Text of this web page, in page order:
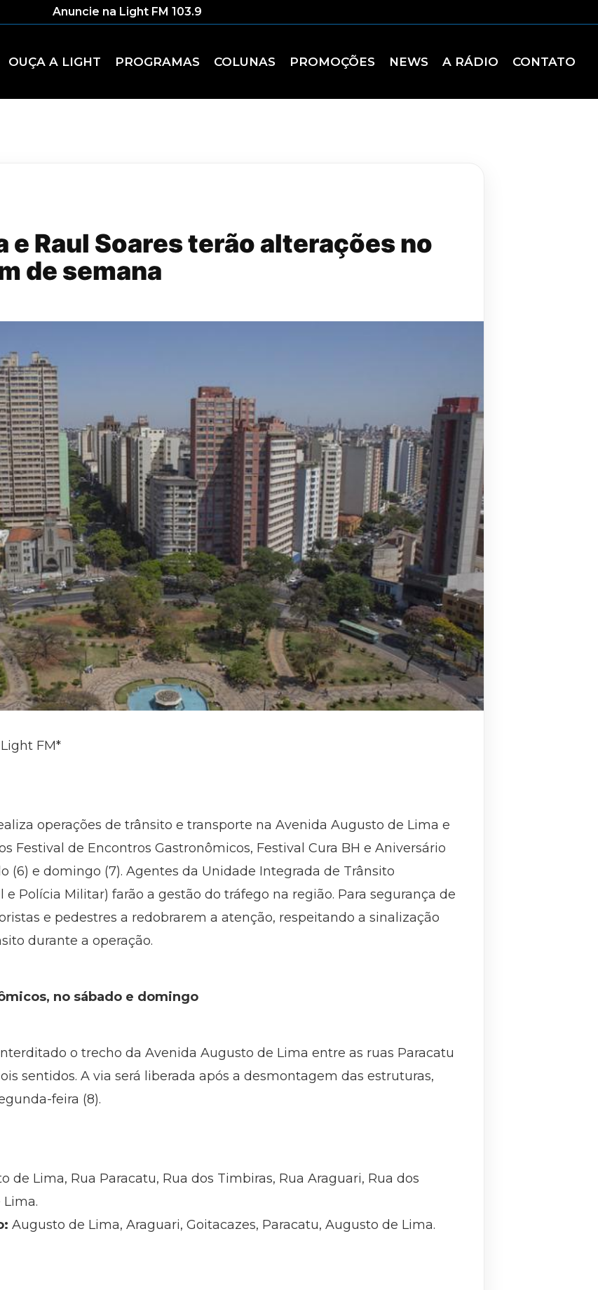
Anuncie na Light FM 103.9
OUÇA A LIGHT PROGRAMAS COLUNAS PROMOÇÕES NEWS A RÁDIO CONTATO
e Raul Soares terão alterações no
de semana
FM*
operações de trânsito e transporte na Avenida Augusto de Lima e
Festival de Encontros Gastronômicos, Festival Cura BH e Aniversário
(6) e domingo (7). Agentes da Unidade Integrada de Trânsito
e Polícia Militar) farão a gestão do tráfego na região. Para segurança de
e pedestres a redobrarem a atenção, respeitando a sinalização
durante a operação.
no sábado e domingo
o trecho da Avenida Augusto de Lima entre as ruas Paracatu
sentidos. A via será liberada após a desmontagem das estruturas,
feira (8).
de Lima, Rua Paracatu, Rua dos Timbiras, Rua Araguari, Rua dos
Augusto de Lima, Araguari, Goitacazes, Paracatu, Augusto de Lima.